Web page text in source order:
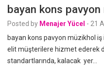
bayan kons
Posted by Menajer Yücel - 21
bayan kons pavyon müzikhol
elit müşterilere hizmet ederek
standartlarında, kalacak yer…